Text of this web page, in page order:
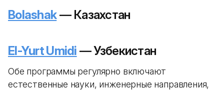
Bolashak— Казахстан
El-Yurt Umidi — Узбекистан
Обе программы регулярно включают
естественные науки, инженерные направления,